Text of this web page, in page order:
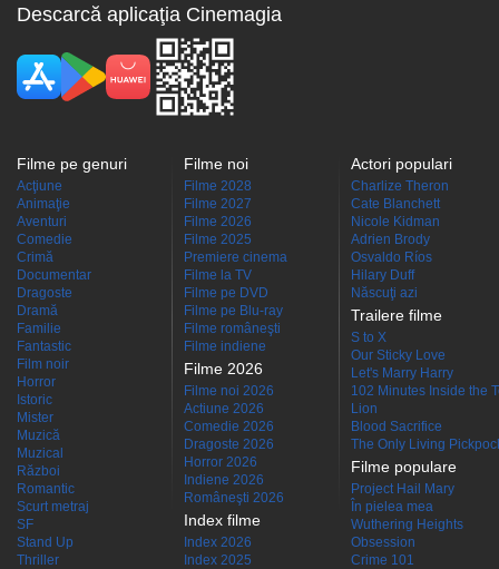
Descarcă aplicaţia Cinemagia
Filme pe genuri
Acţiune
Animaţie
Aventuri
Comedie
Crimă
Documentar
Dragoste
Dramă
Familie
Fantastic
Film noir
Horror
Istoric
Mister
Muzică
Muzical
Război
Romantic
Scurt metraj
SF
Stand Up
Thriller
Filme noi
Filme 2028
Filme 2027
Filme 2026
Filme 2025
Premiere cinema
Filme la TV
Filme pe DVD
Filme pe Blu-ray
Filme româneşti
Filme indiene
Filme 2026
Filme noi 2026
Actiune 2026
Comedie 2026
Dragoste 2026
Horror 2026
Indiene 2026
Româneşti 2026
Index filme
Index 2026
Index 2025
Actori populari
Charlize Theron
Cate Blanchett
Nicole Kidman
Adrien Brody
Osvaldo Ríos
Hilary Duff
Născuţi azi
Trailere filme
S to X
Our Sticky Love
Let's Marry Harry
102 Minutes Inside the
Lion
Blood Sacrifice
The Only Living
Filme populare
Project Hail Mary
În pielea mea
Wuthering Heights
Obsession
Crime 101